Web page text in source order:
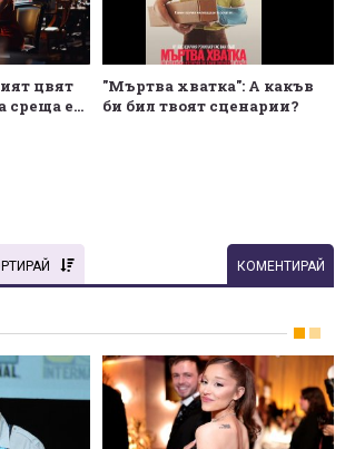
цвят
среща е...
"Мъртва хватка": А какъв
би бил твоят сценарии?
КОМЕНТИРАЙ